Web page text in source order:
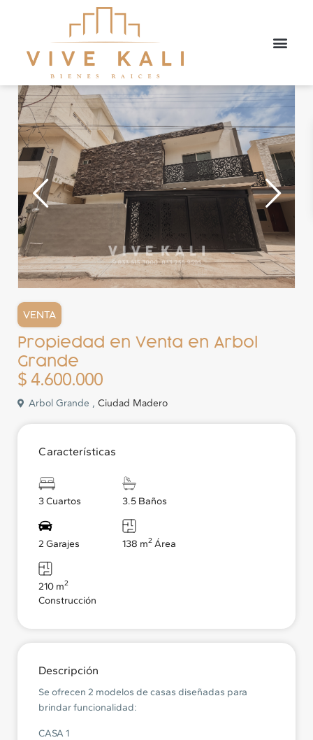
VENTA
Propiedad en Venta en Arbol
Grande
$ 4.600.000
Arbol Grande , Ciudad Madero
Características
3 Cuartos 3.5 Baños
2 Garajes 138 m2 Área
210 m2
Construcción
Descripción
Se ofrecen 2 modelos de casas diseñadas para
brindar funcionalidad:
CASA 1